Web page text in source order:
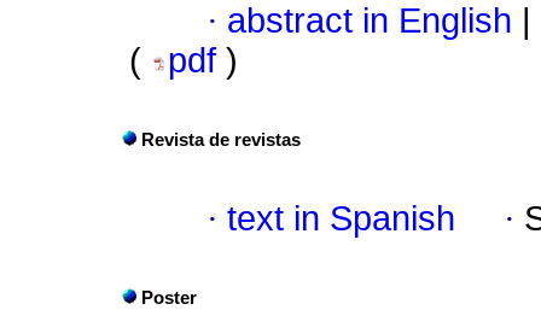
· abstract in English
(
pdf )
Revista de revistas
· text in Spanish ·
Poster